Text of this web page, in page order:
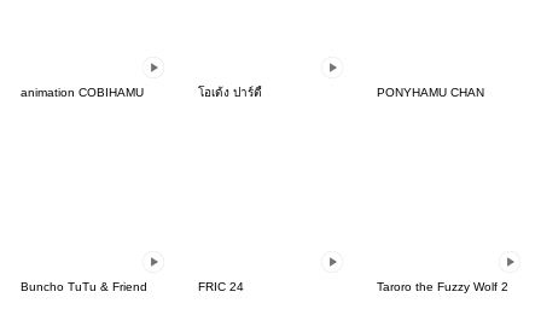
animation COBIHAMU โอเด้ง ปาร์ตี้ PONYHAMU CHAN
Buncho TuTu & Friend FRIC 24 Taroro the Fuzzy Wolf 2